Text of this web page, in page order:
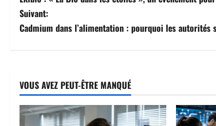
a
v
a
t
Suivant:
Cadmium dans l’alimentation : pourquoi les autorités
VOUS AVEZ PEUT-ÊTRE MANQUÉ